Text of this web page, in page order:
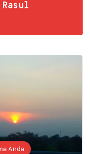
Rasul
Anda